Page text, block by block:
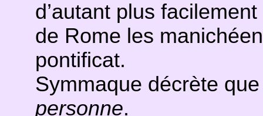
d’autant plus
de Rome les
pontificat.
Symmaque décrète
personne.